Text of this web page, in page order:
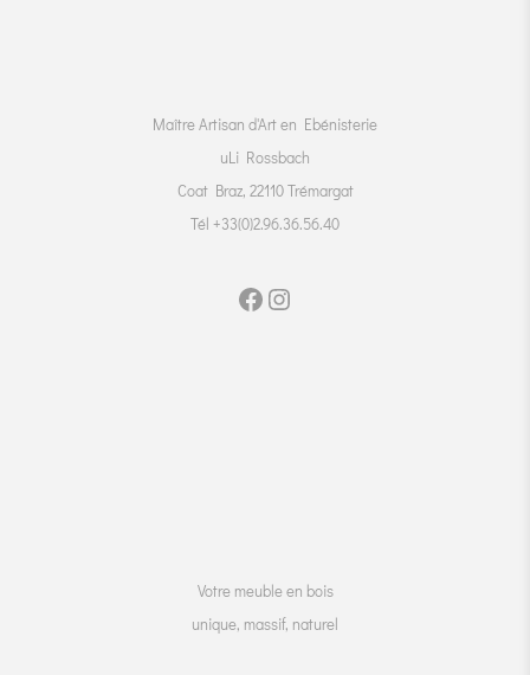
Maître Artisan d'Art en Ebénisterie
uLi Rossbach
Coat Braz, 22110 Trémargat
Tél +33(0)2.96.36.56.40
Votre meuble en bois
unique, massif, naturel